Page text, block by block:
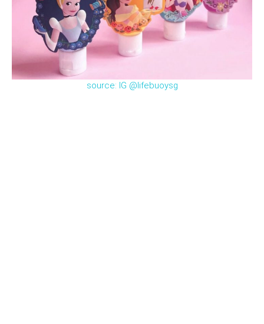
source: IG @lifebuoysg